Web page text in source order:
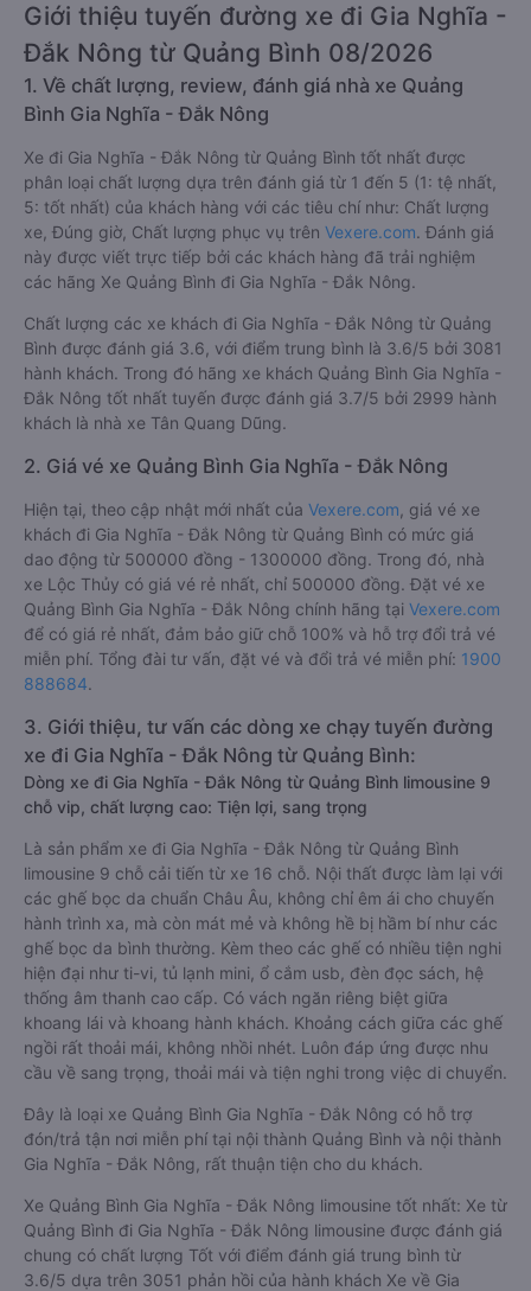
Giới thiệu tuyến đường xe đi Gia Nghĩa -
Đắk Nông từ Quảng Bình 08/2026
1. Về chất lượng, review, đánh giá nhà xe Quảng
Bình Gia Nghĩa - Đắk Nông
Xe đi Gia Nghĩa - Đắk Nông từ Quảng Bình tốt nhất được
phân loại chất lượng dựa trên đánh giá từ 1 đến 5 (1: tệ nhất,
5: tốt nhất) của khách hàng với các tiêu chí như: Chất lượng
xe, Đúng giờ, Chất lượng phục vụ trên Vexere.com. Đánh giá
này được viết trực tiếp bởi các khách hàng đã trải nghiệm
các hãng Xe Quảng Bình đi Gia Nghĩa - Đắk Nông.
Chất lượng các xe khách đi Gia Nghĩa - Đắk Nông từ Quảng
Bình được đánh giá 3.6, với điểm trung bình là 3.6/5 bởi 3081
hành khách. Trong đó hãng xe khách Quảng Bình Gia Nghĩa -
Đắk Nông tốt nhất tuyến được đánh giá 3.7/5 bởi 2999 hành
khách là nhà xe Tân Quang Dũng.
2. Giá vé xe Quảng Bình Gia Nghĩa - Đắk Nông
Hiện tại, theo cập nhật mới nhất của Vexere.com , giá vé xe
khách đi Gia Nghĩa - Đắk Nông từ Quảng Bình có mức giá
dao động từ 500000 đồng - 1300000 đồng. Trong đó, nhà
xe Lộc Thủy có giá vé rẻ nhất, chỉ 500000 đồng. Đặt vé xe
Quảng Bình Gia Nghĩa - Đắk Nông chính hãng tại Vexere.com
để có giá rẻ nhất, đảm bảo giữ chỗ 100% và hỗ trợ đổi trả vé
miễn phí. Tổng đài tư vấn, đặt vé và đổi trả vé miễn phí: 1900
888684.
3. Giới thiệu, tư vấn các dòng xe chạy tuyến đường
xe đi Gia Nghĩa - Đắk Nông từ Quảng Bình:
Dòng xe đi Gia Nghĩa - Đắk Nông từ Quảng Bình limousine 9
chỗ vip, chất lượng cao: Tiện lợi, sang trọng
Là sản phẩm xe đi Gia Nghĩa - Đắk Nông từ Quảng Bình
limousine 9 chỗ cải tiến từ xe 16 chỗ. Nội thất được làm lại với
các ghế bọc da chuẩn Châu Âu, không chỉ êm ái cho chuyến
hành trình xa, mà còn mát mẻ và không hề bị hầm bí như các
ghế bọc da bình thường. Kèm theo các ghế có nhiều tiện nghi
hiện đại như ti-vi, tủ lạnh mini, ổ cắm usb, đèn đọc sách, hệ
thống âm thanh cao cấp. Có vách ngăn riêng biệt giữa
khoang lái và khoang hành khách. Khoảng cách giữa các ghế
ngồi rất thoải mái, không nhồi nhét. Luôn đáp ứng được nhu
cầu về sang trọng, thoải mái và tiện nghi trong việc di chuyển.
Đây là loại xe Quảng Bình Gia Nghĩa - Đắk Nông có hỗ trợ
đón/trả tận nơi miễn phí tại nội thành Quảng Bình và nội thành
Gia Nghĩa - Đắk Nông, rất thuận tiện cho du khách.
Xe Quảng Bình Gia Nghĩa - Đắk Nông limousine tốt nhất: Xe từ
Quảng Bình đi Gia Nghĩa - Đắk Nông limousine được đánh giá
chung có chất lượng Tốt với điểm đánh giá trung bình từ
3.6/5 dựa trên 3051 phản hồi của hành khách Xe về Gia